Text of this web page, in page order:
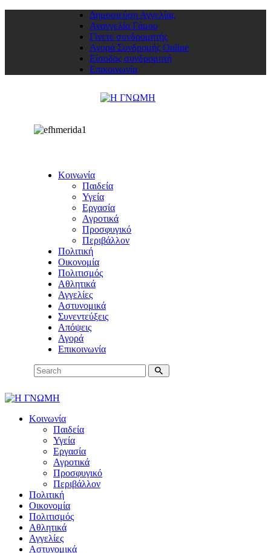
Δημοσιεύση Αγγελίας
Αναγγελία Γάμου
Γίνετε συνδρομητής
Αγορά Συνδρομής Online
Είσοδος συνδρομητή
Επικοινωνία
Κοινωνία
Παιδεία
Υγεία
Εργασία
Αγροτικά
Προσφυγικό
Περιβάλλον
Πολιτική
Οικονομία
Πολιτισμός
Αθλητικά
Αγγελίες
Αστυνομικά
Συνεντεύξεις
Απόψεις
Αγορά
Επικοινωνία
Κοινωνία
Παιδεία
Υγεία
Εργασία
Αγροτικά
Προσφυγικό
Περιβάλλον
Πολιτική
Οικονομία
Πολιτισμός
Αθλητικά
Αγγελίες
Αστυνομικά